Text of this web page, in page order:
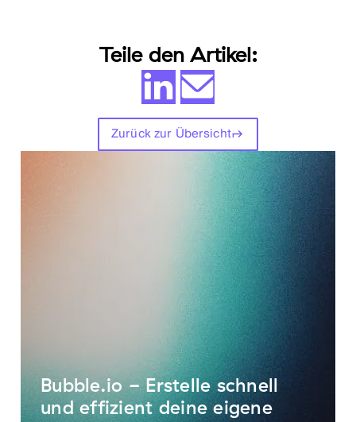
Teile den Artikel:
Zurück zur Übersicht
Bubble.io - Erstelle schnell
und effizient deine eigene